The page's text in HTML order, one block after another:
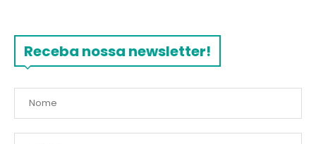
Receba nossa newsletter!